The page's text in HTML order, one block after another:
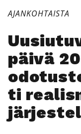
AJANKOHTAISTA
päi­vä
ti